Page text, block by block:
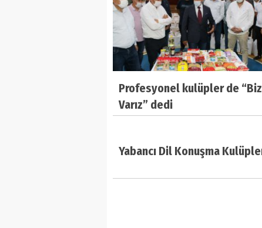
Profesyonel kulüpler de “Biz
Varız” dedi
Yabancı Dil Konuşma